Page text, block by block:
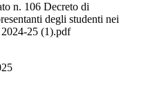
n. 106 Decreto di
degli studenti nei
25 (1).pdf